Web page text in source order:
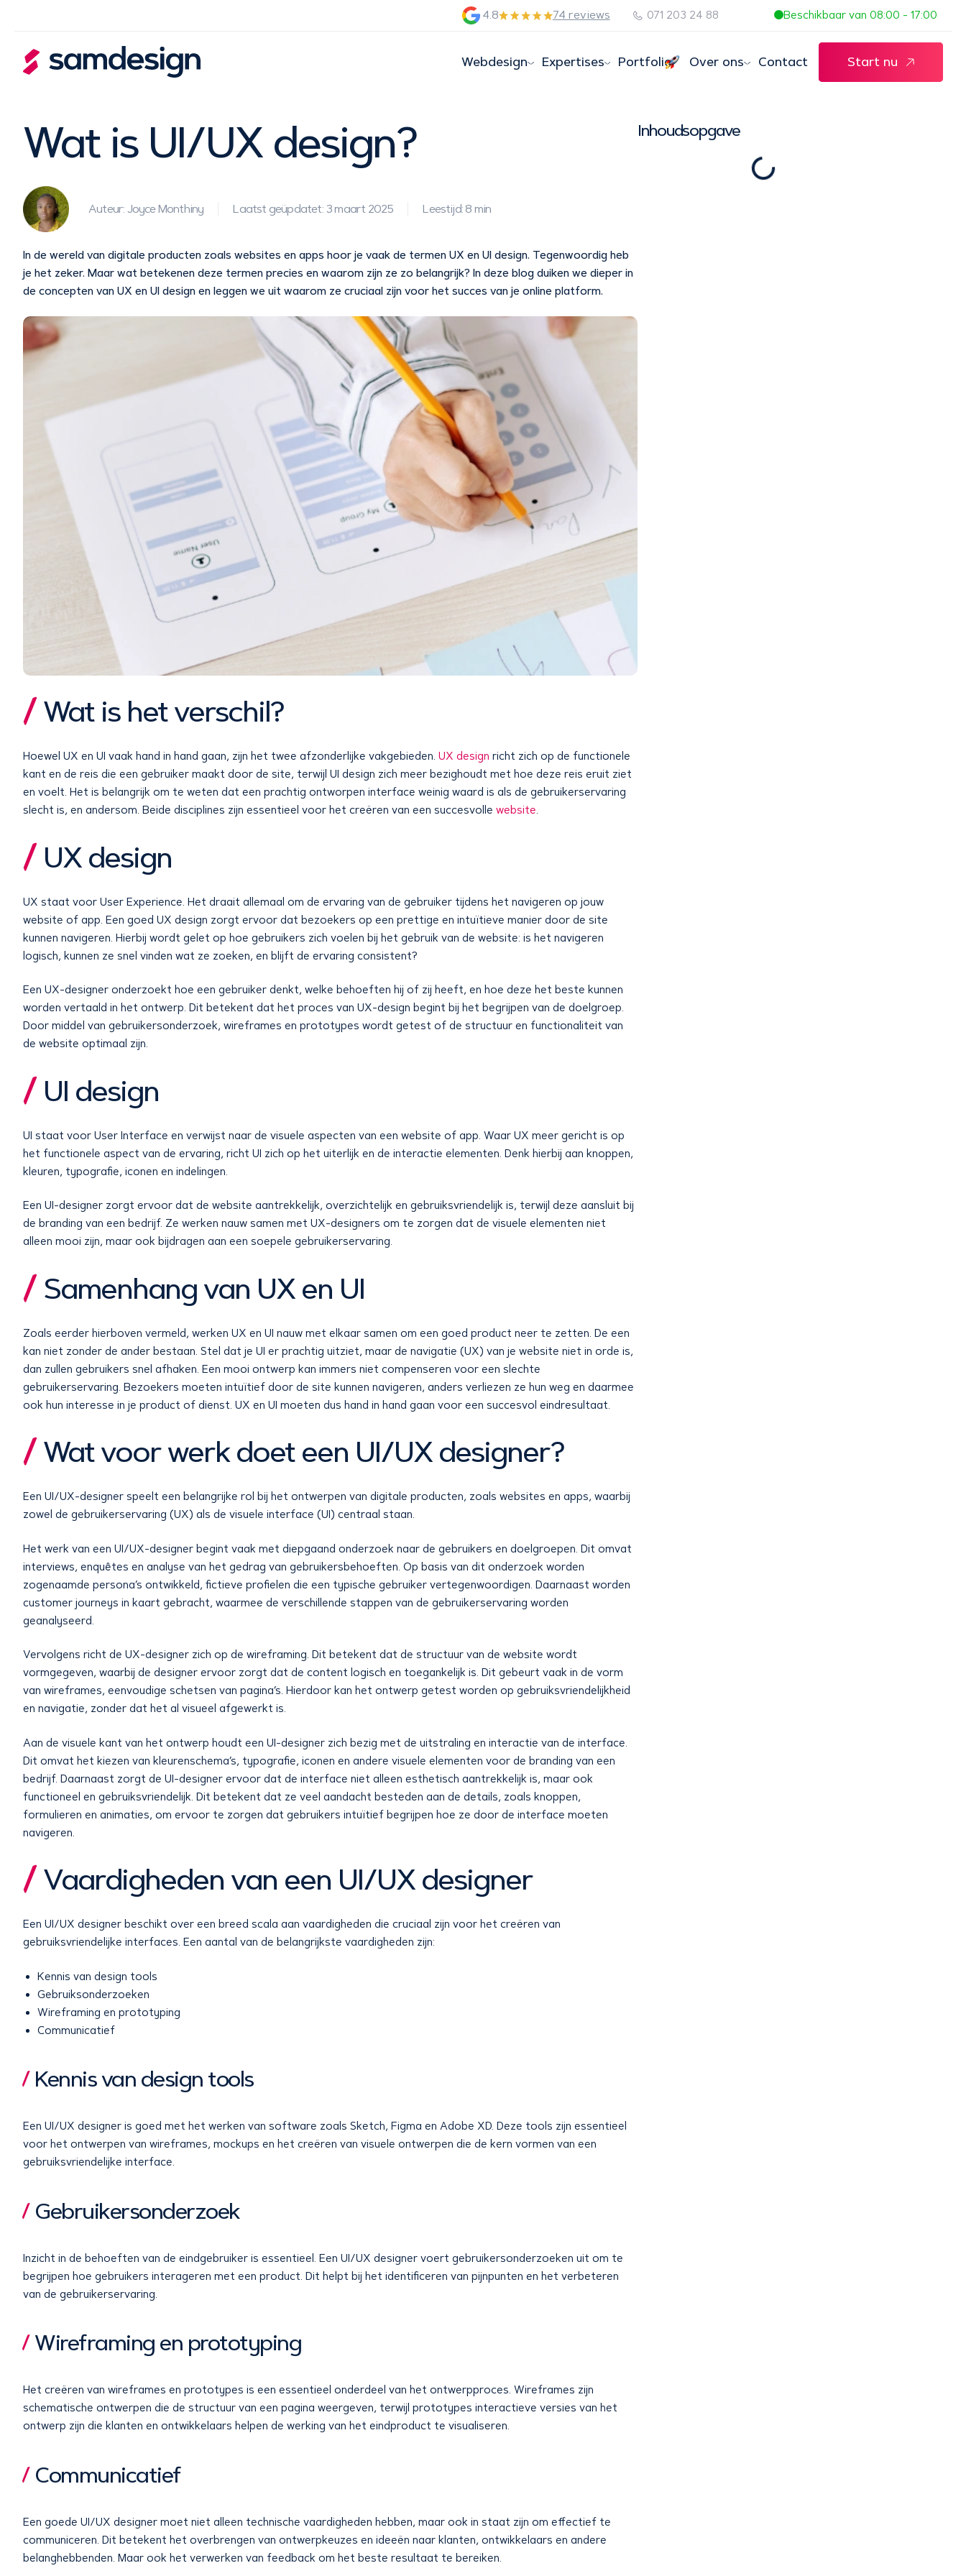
4.8 74 reviews 071 203 24 88 Beschikbaar van 08:00 - 17:00
Webdesign Expertises Portfolio Over ons Contact Start nu
Wat is UI/UX design?
Auteur: Joyce Monthiny Laatst geüpdatet: 3 maart 2025 Leestijd: 8 min
In de wereld van digitale producten zoals websites en apps hoor je vaak de termen UX en UI design. Tegenwoordig heb
je het zeker. Maar wat betekenen deze termen precies en waarom zijn ze zo belangrijk? In deze blog duiken we dieper in
de concepten van UX en UI design en leggen we uit waarom ze cruciaal zijn voor het succes van je online platform.
Wat is het verschil?
Hoewel UX en UI vaak hand in hand gaan, zijn het twee afzonderlijke vakgebieden. UX design richt zich op de functionele
kant en de reis die een gebruiker maakt door de site, terwijl UI design zich meer bezighoudt met hoe deze reis eruit ziet
en voelt. Het is belangrijk om te weten dat een prachtig ontworpen interface weinig waard is als de gebruikerservaring
slecht is, en andersom. Beide disciplines zijn essentieel voor het creëren van een succesvolle website.
UX design
UX staat voor User Experience. Het draait allemaal om de ervaring van de gebruiker tijdens het navigeren op jouw
website of app. Een goed UX design zorgt ervoor dat bezoekers op een prettige en intuïtieve manier door de site
kunnen navigeren. Hierbij wordt gelet op hoe gebruikers zich voelen bij het gebruik van de website: is het navigeren
logisch, kunnen ze snel vinden wat ze zoeken, en blijft de ervaring consistent?
Een UX-designer onderzoekt hoe een gebruiker denkt, welke behoeften hij of zij heeft, en hoe deze het beste kunnen
worden vertaald in het ontwerp. Dit betekent dat het proces van UX-design begint bij het begrijpen van de doelgroep.
Door middel van gebruikersonderzoek, wireframes en prototypes wordt getest of de structuur en functionaliteit van
de website optimaal zijn.
UI design
UI staat voor User Interface en verwijst naar de visuele aspecten van een website of app. Waar UX meer gericht is op
het functionele aspect van de ervaring, richt UI zich op het uiterlijk en de interactie elementen. Denk hierbij aan knoppen,
kleuren, typografie, iconen en indelingen.
Een UI-designer zorgt ervoor dat de website aantrekkelijk, overzichtelijk en gebruiksvriendelijk is, terwijl deze aansluit bij
de branding van een bedrijf. Ze werken nauw samen met UX-designers om te zorgen dat de visuele elementen niet
alleen mooi zijn, maar ook bijdragen aan een soepele gebruikerservaring.
Samenhang van UX en UI
Zoals eerder hierboven vermeld, werken UX en UI nauw met elkaar samen om een goed product neer te zetten. De een
kan niet zonder de ander bestaan. Stel dat je UI er prachtig uitziet, maar de navigatie (UX) van je website niet in orde is,
dan zullen gebruikers snel afhaken. Een mooi ontwerp kan immers niet compenseren voor een slechte
gebruikerservaring. Bezoekers moeten intuïtief door de site kunnen navigeren, anders verliezen ze hun weg en daarmee
ook hun interesse in je product of dienst. UX en UI moeten dus hand in hand gaan voor een succesvol eindresultaat.
Wat voor werk doet een UI/UX designer?
Een UI/UX-designer speelt een belangrijke rol bij het ontwerpen van digitale producten, zoals websites en apps, waarbij
zowel de gebruikerservaring (UX) als de visuele interface (UI) centraal staan.
Het werk van een UI/UX-designer begint vaak met diepgaand onderzoek naar de gebruikers en doelgroepen. Dit omvat
interviews, enquêtes en analyse van het gedrag van gebruikersbehoeften. Op basis van dit onderzoek worden
zogenaamde persona’s ontwikkeld, fictieve profielen die een typische gebruiker vertegenwoordigen. Daarnaast worden
customer journeys in kaart gebracht, waarmee de verschillende stappen van de gebruikerservaring worden
geanalyseerd.
Vervolgens richt de UX-designer zich op de wireframing. Dit betekent dat de structuur van de website wordt
vormgegeven, waarbij de designer ervoor zorgt dat de content logisch en toegankelijk is. Dit gebeurt vaak in de vorm
van wireframes, eenvoudige schetsen van pagina’s. Hierdoor kan het ontwerp getest worden op gebruiksvriendelijkheid
en navigatie, zonder dat het al visueel afgewerkt is.
Aan de visuele kant van het ontwerp houdt een UI-designer zich bezig met de uitstraling en interactie van de interface.
Dit omvat het kiezen van kleurenschema’s, typografie, iconen en andere visuele elementen voor de branding van een
bedrijf. Daarnaast zorgt de UI-designer ervoor dat de interface niet alleen esthetisch aantrekkelijk is, maar ook
functioneel en gebruiksvriendelijk. Dit betekent dat ze veel aandacht besteden aan de details, zoals knoppen,
formulieren en animaties, om ervoor te zorgen dat gebruikers intuïtief begrijpen hoe ze door de interface moeten
navigeren.
Vaardigheden van een UI/UX designer
Een UI/UX designer beschikt over een breed scala aan vaardigheden die cruciaal zijn voor het creëren van
gebruiksvriendelijke interfaces. Een aantal van de belangrijkste vaardigheden zijn:
Kennis van design tools
Gebruiksonderzoeken
Wireframing en prototyping
Communicatief
Kennis van design tools
Een UI/UX designer is goed met het werken van software zoals Sketch, Figma en Adobe XD. Deze tools zijn essentieel
voor het ontwerpen van wireframes, mockups en het creëren van visuele ontwerpen die de kern vormen van een
gebruiksvriendelijke interface.
Gebruikersonderzoek
Inzicht in de behoeften van de eindgebruiker is essentieel. Een UI/UX designer voert gebruikersonderzoeken uit om te
begrijpen hoe gebruikers interageren met een product. Dit helpt bij het identificeren van pijnpunten en het verbeteren
van de gebruikerservaring.
Wireframing en prototyping
Het creëren van wireframes en prototypes is een essentieel onderdeel van het ontwerpproces. Wireframes zijn
schematische ontwerpen die de structuur van een pagina weergeven, terwijl prototypes interactieve versies van het
ontwerp zijn die klanten en ontwikkelaars helpen de werking van het eindproduct te visualiseren.
Communicatief
Een goede UI/UX designer moet niet alleen technische vaardigheden hebben, maar ook in staat zijn om effectief te
communiceren. Dit betekent het overbrengen van ontwerpkeuzes en ideeën naar klanten, ontwikkelaars en andere
belanghebbenden. Maar ook het verwerken van feedback om het beste resultaat te bereiken.
Inhoudsopgave